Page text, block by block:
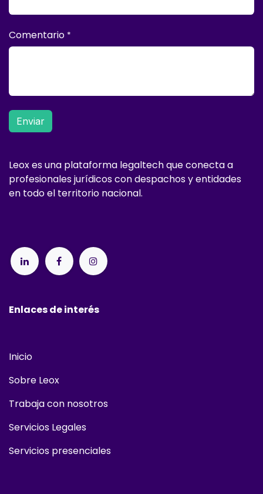
Comentario *
Enviar
Leox es una plataforma legaltech que conecta a
profesionales jurídicos con despachos y entidades
en todo el territorio nacional.
Enlaces de interés
Inicio
Sobre Leox
Trabaja con nosotros
Servicios Legales
Servicios presenciales